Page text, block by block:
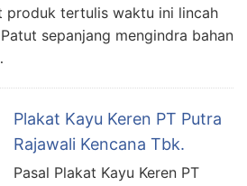
produk tertulis waktu ini lincah
sepanjang mengindra bahan
Plakat Kayu Keren PT Putra
Rajawali Kencana Tbk.
Pasal Plakat Kayu Keren PT